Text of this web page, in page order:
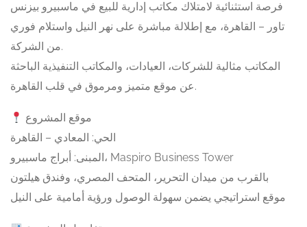
فرصة استثنائية لامتلاك مكاتب إدارية للبيع في ماسبيرو بيزنس
تاور – القاهرة، مع إطلالة مباشرة على نهر النيل واستلام فوري
من الشركة.
المكاتب مثالية للشركات، العيادات، والمكاتب التنفيذية الباحثة
عن موقع متميز ومرموق في قلب القاهرة.
موقع المشروع
الحي: المعادي – القاهرة
المبنى: أبراج ماسبيرو، Maspiro Business Tower
بالقرب من ميدان التحرير، المتحف المصري، وفندق هيلتون
موقع استراتيجي يضمن سهولة الوصول ورؤية أمامية على النيل